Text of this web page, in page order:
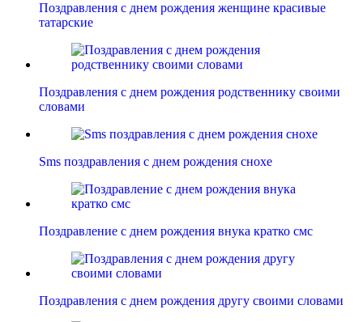
Поздравления с днем рождения женщине красивые
татарские
Поздравления с днем рождения родственнику своими
словами
Sms поздравления с днем рождения снохе
Поздравление с днем рождения внука кратко смс
Поздравления с днем рождения другу своими словами